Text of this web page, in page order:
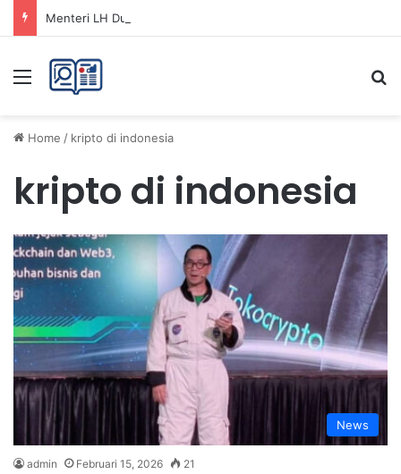
Menu
Home / kripto di indonesia
kripto di indonesia
News
admin Februari 15, 2026 21